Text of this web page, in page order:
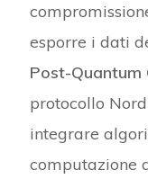
esporre i dati
Post-Quantum
protocollo
integrare
computazione